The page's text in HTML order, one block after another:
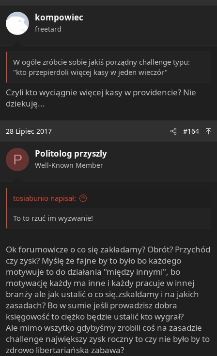
kompowiec
freetard
W ogóle zróbcie sobie jakiś porządny challenge typu:
"kto przepierdoli więcej kasy w jeden wieczór"
Czyli kto wyciągnie więcej kasy w providencie? Nie
dziekuję...
28 Lipiec 2017 #164
P Politolog przyszly
Well-Known Member
tosiabunio napisał:
To to rzuć im wyzwanie!
Ok forumowicze o co się zakładamy? Obrót? Przychód
czy zysk? Myślę że fajne by to było bo każdego
motywuje to do działania "między innymi", bo
motywację każdy ma inne i każdy pracuje w innej
branży ale jak ustalić o co się.zskaldamy i na jakich
zasadach? Bo w sumie jeśli prowadzisz dobra
księgowość to ciężko będzie ustalić kto wygrał?
Ale mimo wszytko gdybyśmy zrobili coś na zasadzie
challenge największy zysk roczny to czy nie było by to
zdrowo libertariańska zabawa?